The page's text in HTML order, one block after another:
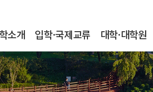
소개 입학·국제교류 대학·대학원